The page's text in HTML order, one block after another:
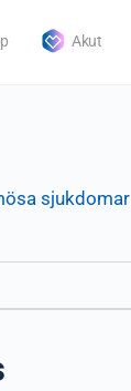
Akut
sjukdomar